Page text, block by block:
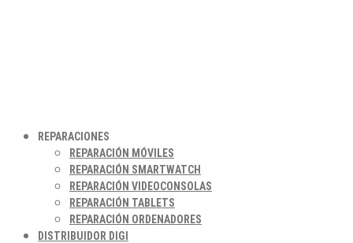
REPARACIONES
REPARACIÓN MÓVILES
REPARACIÓN SMARTWATCH
REPARACIÓN VIDEOCONSOLAS
REPARACIÓN TABLETS
REPARACIÓN ORDENADORES
DISTRIBUIDOR DIGI